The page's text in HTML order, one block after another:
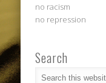
no racism
no repression
Search